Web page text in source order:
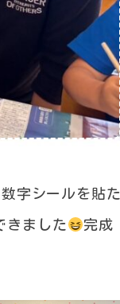
字シールを貼た
きました 完成